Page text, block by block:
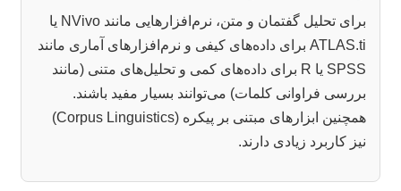
برای تحلیل گفتمان و متن، نرم‌افزارهایی مانند NVivo یا
ATLAS.ti برای داده‌های کیفی و نرم‌افزارهای آماری مانند
SPSS یا R برای داده‌های کمی و تحلیل‌های متنی (مانند
بررسی فراوانی کلمات) می‌توانند بسیار مفید باشند.
همچنین ابزارهای مبتنی بر پیکره (Corpus Linguistics)
نیز کاربرد زیادی دارند.